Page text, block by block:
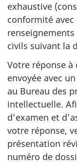
exhaustive
conformité
civils suivant la
Votre réponse à
envoyée avec
au Bureau des
intellectuelle.
d’examen et
votre réponse,
présentation
numéro de